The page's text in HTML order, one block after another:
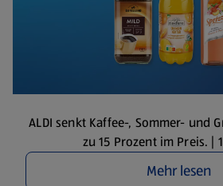
ALDI senkt Kaffee-, Sommer- und
zu 15 Prozent im Preis. |
Mehr lesen